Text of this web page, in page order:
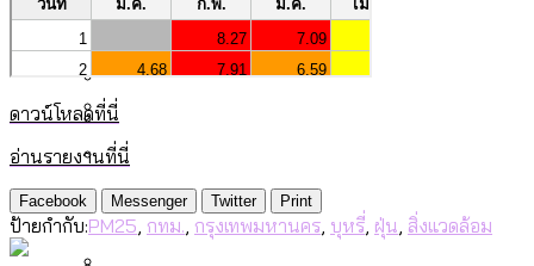
กทม. มีอำนาจแค่ไหน ในการแก้ปัญหาให้คน
ที่อาศัยอยู่ในกรุงเทพฯ
งบระบายน้ำ-ป้องกันน้ำท่วม 4 ปี (2566-
2569) ของ กทม. ในยุคชัชชาติ ลงเขตไหน
ทำอะไรบ้าง
ประเทศไหนทำได้บ้าง?
สำรวจ Hate Speech ที่ถูกผลิตซ้ำผ่าน
วิดีโอ AI ในช่วงความขัดแย้งไทย-กัมพูชา
[ข้อมูลดิบ]
สำรวจเศรษฐกิจในกรุงเทพฯ ผ่าน
Bangkok Index 2025
สำรวจงบประมาณรายเขตในกรุงเทพฯ
ผ่าน Bangkok Index 2025
กรุงเทพฯ เมืองสังคมผู้สูงอายุ [ข้อมูลดิบ]
กรุงเทพฯ เมืองสังคมผู้สูงอายุ : 36 เขตมี
คนตายมากกว่าคนเกิด 18 เขตเป็นสังคมผู้
สำรวจเหตุไฟไหม้ในกรุงเทพฯ 2568
[ข้อมูลดิบ]
คำนำหน้านามและกฎหมายสมรสเท่าเทียม
[ข้อมูลดิบ]
DEMO Thailand
About Us
ดาวน์โหลดที่นี่
อ่านรายงานที่นี่
Facebook Messenger Twitter Print
ป้ายกำกับ:PM25 กทม. กรุงเทพมหานคร บุหรี่ ฝุ่น สิ่งแวดล้อม